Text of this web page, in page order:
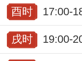
酉时 17:00-
戌时 19:00-